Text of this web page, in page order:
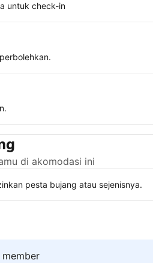
untuk check-in
di akomodasi ini
pesta bujang atau sejenisnya.